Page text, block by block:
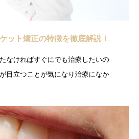
ット矯正の特徴を徹底解説！
なければすぐにでも治療したいの
目立つことが気になり治療になか